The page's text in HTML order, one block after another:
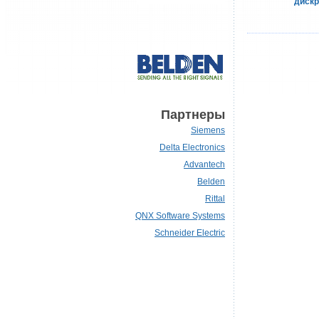
Партнеры
Siemens
Delta Electronics
Advantech
Belden
Rittal
QNX Software Systems
Schneider Electric